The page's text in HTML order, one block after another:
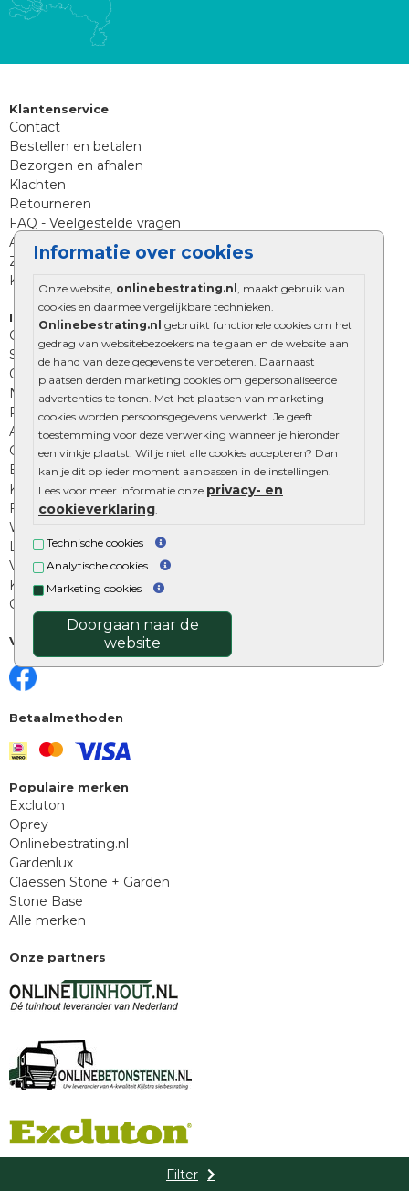
Informatie over cookies
Onze website, onlinebestrating.nl , maakt gebruik van
cookies en daarmee vergelijkbare technieken.
Onlinebestrating.nl gebruikt functionele cookies om het
gedrag van websitebezoekers na te gaan en de website aan
de hand van deze gegevens te verbeteren. Daarnaast
plaatsen derden marketing cookies om gepersonaliseerde
advertenties te tonen. Met het plaatsen van marketing
cookies worden persoonsgegevens verwerkt. Je geeft
toestemming voor deze verwerking wanneer je hieronder
een vinkje plaatst. Wil je niet alle cookies accepteren? Dan
kan je dit op ieder moment aanpassen in de instellingen.
Lees voor meer informatie onze privacy- en
cookieverklaring
Technische cookies
Analytische cookies
Marketing cookies
Doorgaan naar de
website
Filter
Klantenservice
Contact
Bestellen en betalen
Bezorgen en afhalen
Klachten
Retourneren
FAQ - Veelgestelde vragen
Aanleg tips sierbestrating
Zoekt u iets anders?
Klantenservice
Informatie
Over Onlinebestrating.nl
Showroom
Onze online tuinwinkels
Nuttige informatie
Privacy Policy
Algemene voorwaarden
Cookies beleid
Excluton garantie
Klantenbeoordelingen
Foto's en voorbeelden
Workshop bestraten
Legverbanden: verschillende soorten
Voegen van tuintegels
Keramische tegels schoonmaken
Opsluitbanden plaatsen
Volg ons
Betaalmethoden
Populaire merken
Excluton
Oprey
Onlinebestrating.nl
Gardenlux
Claessen Stone + Garden
Stone Base
Alle merken
Onze partners